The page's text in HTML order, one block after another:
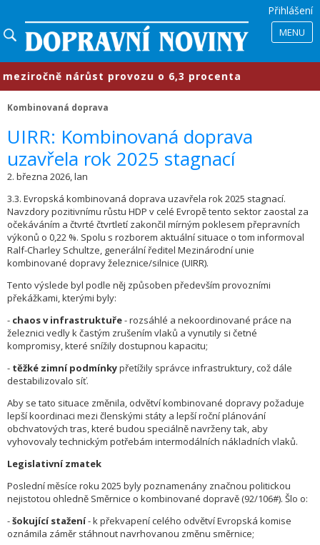
Přihlášení
MENU
nárůst provozu o 6,3 procenta
Kombinovaná doprava
​UIRR: Kombinovaná doprava
uzavřela rok 2025 stagnací
2. března 2026, lan
3.3. Evropská kombinovaná doprava uzavřela rok 2025 stagnací.
Navzdory pozitivnímu růstu HDP v celé Evropě tento sektor zaostal za
očekáváním a čtvrté čtvrtletí zakončil mírným poklesem přepravních
výkonů o 0,22 %. Spolu s rozborem aktuální situace o tom informoval
Ralf-Charley Schultze, generální ředitel Mezinárodní unie
kombinované dopravy železnice/silnice (UIRR).
Tento výslede byl podle něj způsoben především provozními
překážkami, kterými byly:
- chaos v infrastruktuře- rozsáhlé a nekoordinované práce na
železnici vedly k častým zrušením vlaků a vynutily si četné
kompromisy, které snížily dostupnou kapacitu;
- těžké zimní podmínkypřetížily správce infrastruktury, což dále
destabilizovalo síť.
Aby se tato situace změnila, odvětví kombinované dopravy požaduje
lepší koordinaci mezi členskými státy a lepší roční plánování
obchvatových tras, které budou speciálně navrženy tak, aby
vyhovovaly technickým potřebám intermodálních nákladních vlaků.
Legislativní zmatek
Poslední měsíce roku 2025 byly poznamenány značnou politickou
nejistotou ohledně Směrnice o kombinované dopravě (92/106#). Šlo o:
-šokující stažení- k překvapení celého odvětví Evropská komise
oznámila záměr stáhnout navrhovanou změnu směrnice;